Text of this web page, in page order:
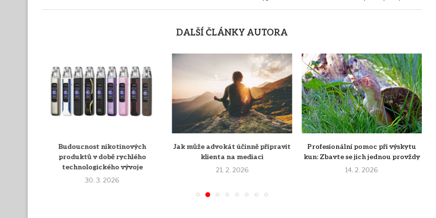
DALŠÍ ČLÁNKY AUTORA
Budoucnost nikotinových
produktů v době rychlého
technologického vývoje
30. 3. 2026
Jak může advokát účinně připravit
klienta na mediaci
21. 2. 2026
Profesionální pomoc při výskytu
kun: Zbavte se jich jednou provždy
14. 2. 2026